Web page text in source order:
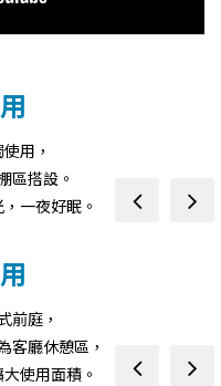
prev next
用，
區搭設。
一夜好眠。
prev next
前庭，
客廳休憩區，
使用面積。
prev next